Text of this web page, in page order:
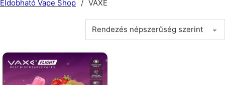
Eldobható Vape Shop / VAXE